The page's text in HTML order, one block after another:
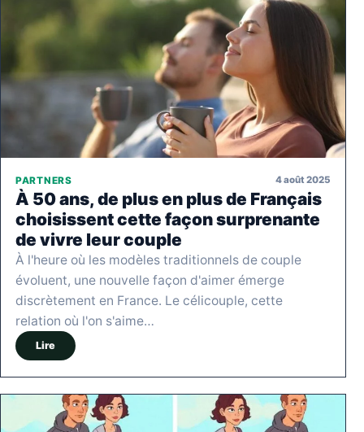
PARTNERS 4 août 2025
À 50 ans, de plus en plus de Français
choisissent cette façon surprenante
de vivre leur couple
À l'heure où les modèles traditionnels de couple
évoluent, une nouvelle façon d'aimer émerge
discrètement en France. Le célicouple, cette
relation où l'on s'aime…
Lire